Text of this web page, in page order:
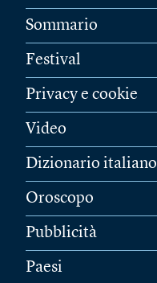
Sommario
Festival
Privacy e cookie
Video
Dizionario italiano
Oroscopo
Pubblicità
Paesi